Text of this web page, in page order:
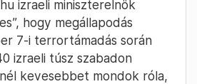
izraeli miniszterelnök
hogy megállapodás
7-i terrortámadás során
izraeli túsz szabadon
kevesebbet mondok róla,